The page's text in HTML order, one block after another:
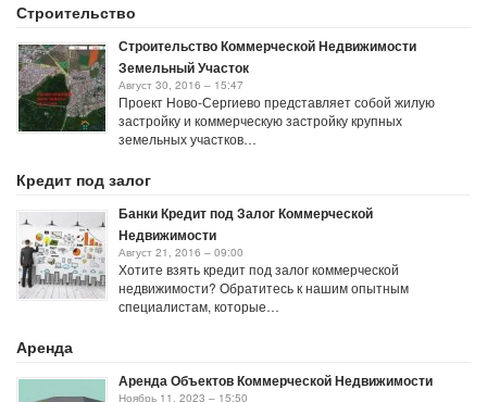
Строительство
Строительство Коммерческой Недвижимости
Земельный Участок
Август 30, 2016 – 15:47
Проект Ново-Сергиево представляет собой жилую
застройку и коммерческую застройку крупных
земельных участков…
Кредит под залог
Банки Кредит под Залог Коммерческой
Недвижимости
Август 21, 2016 – 09:00
Хотите взять кредит под залог коммерческой
недвижимости? Обратитесь к нашим опытным
специалистам, которые…
Аренда
Аренда Объектов Коммерческой Недвижимости
Ноябрь 11, 2023 – 15:50